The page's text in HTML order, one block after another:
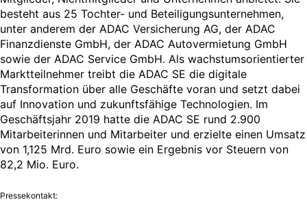
besteht aus 25 Tochter- und Beteiligungsunternehmen,
unter anderem der ADAC Versicherung AG, der ADAC
Finanzdienste GmbH, der ADAC Autovermietung GmbH
sowie der ADAC Service GmbH. Als wachstumsorientierter
Marktteilnehmer treibt die ADAC SE die digitale
Transformation über alle Geschäfte voran und setzt dabei
auf Innovation und zukunftsfähige Technologien. Im
Geschäftsjahr 2019 hatte die ADAC SE rund 2.900
Mitarbeiterinnen und Mitarbeiter und erzielte einen Umsatz
von 1,125 Mrd. Euro sowie ein Ergebnis vor Steuern von
82,2 Mio. Euro.
Pressekontakt: